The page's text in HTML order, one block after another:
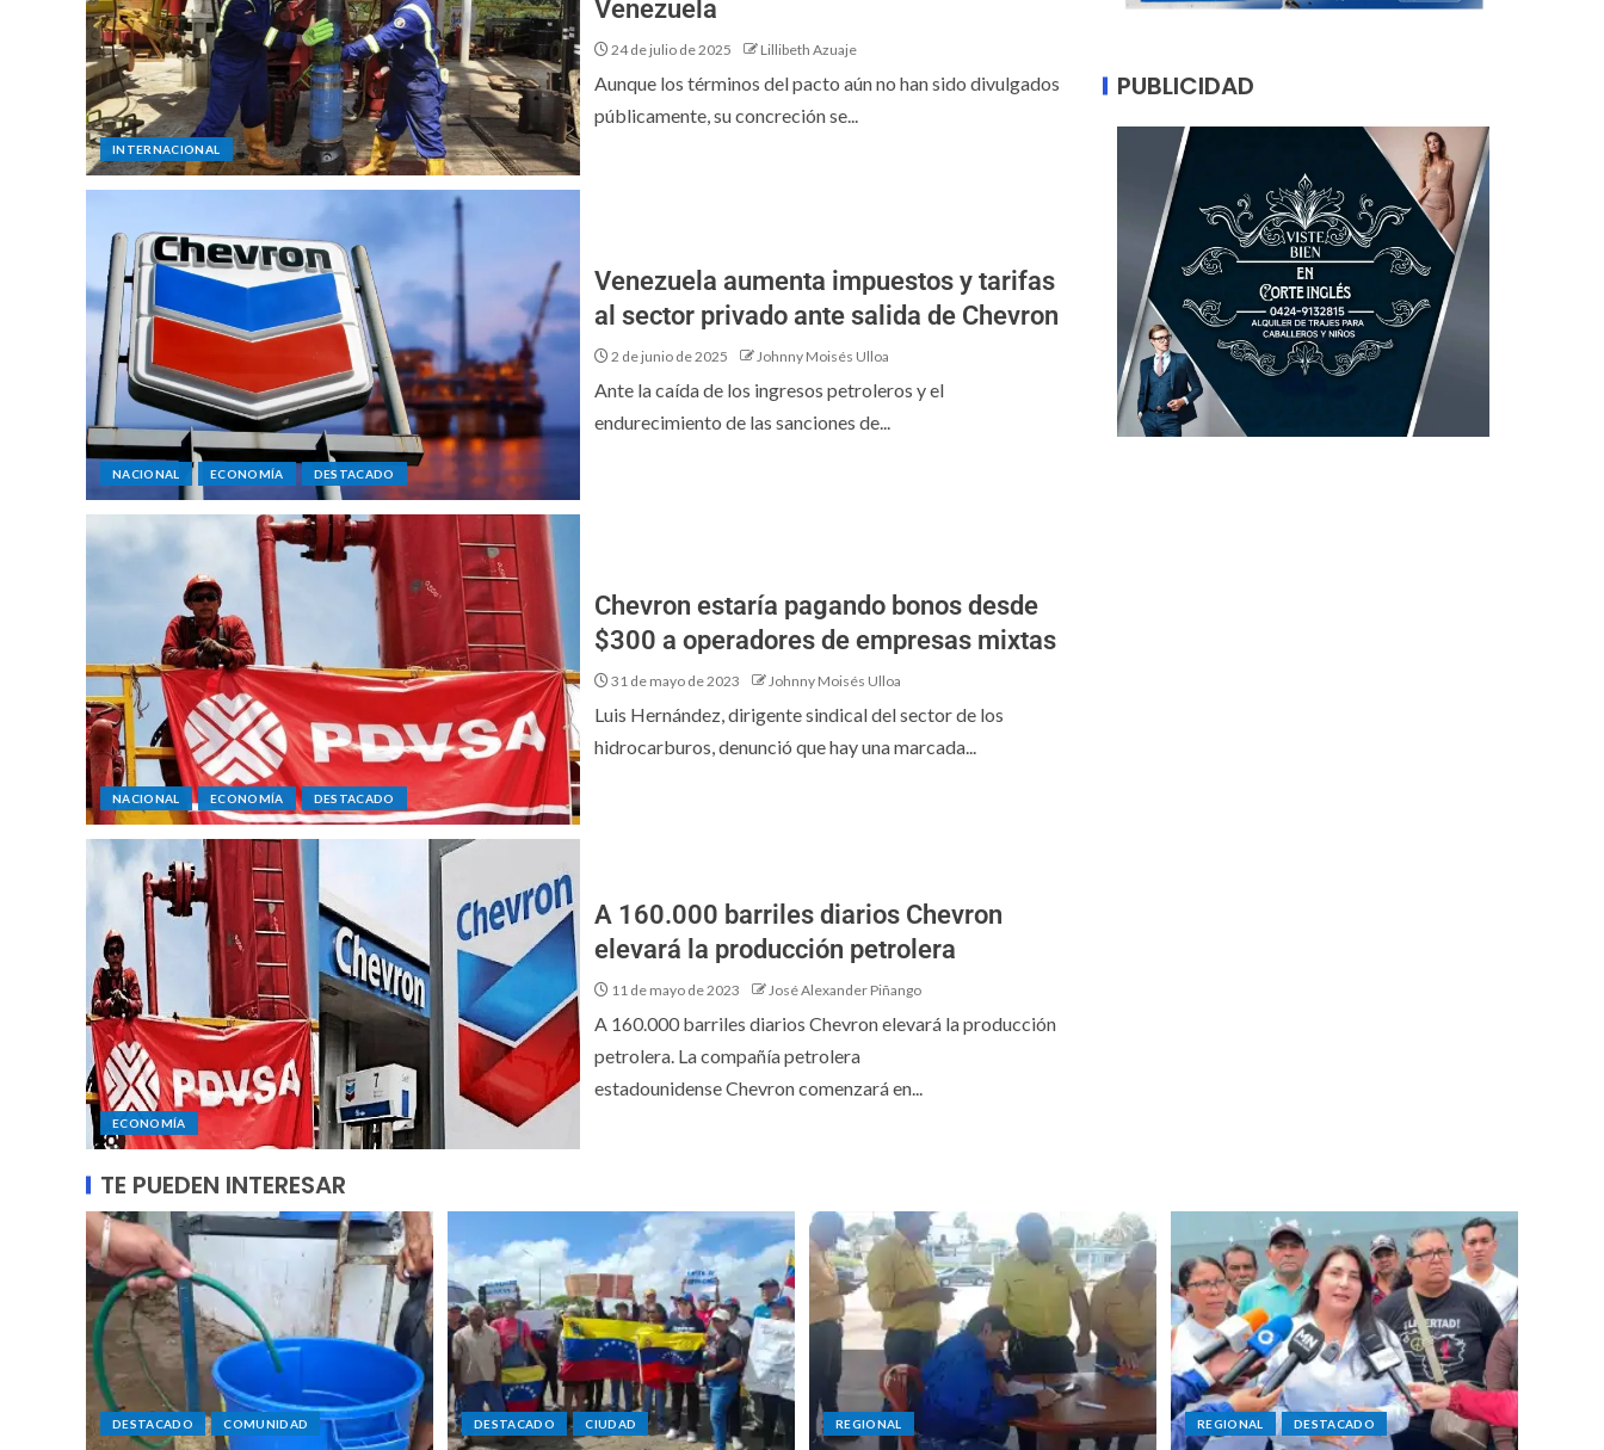
INTERNACIONAL
Venezuela
24 de julio de 2025 Lillibeth Azuaje
Aunque los términos del pacto aún no han sido divulgados
públicamente, su concreción se...
NACIONAL ECONOMÍA DESTACADO
Venezuela aumenta impuestos y tarifas
al sector privado ante salida de Chevron
2 de junio de 2025 Johnny Moisés Ulloa
Ante la caída de los ingresos petroleros y el
endurecimiento de las sanciones de...
NACIONAL ECONOMÍA DESTACADO
Chevron estaría pagando bonos desde
$300 a operadores de empresas mixtas
31 de mayo de 2023 Johnny Moisés Ulloa
Luis Hernández, dirigente sindical del sector de los
hidrocarburos, denunció que hay una marcada...
ECONOMÍA
A 160.000 barriles diarios Chevron
elevará la producción petrolera
11 de mayo de 2023 José Alexander Piñango
A 160.000 barriles diarios Chevron elevará la producción
petrolera. La compañía petrolera
estadounidense Chevron comenzará en...
PUBLICIDAD
TE PUEDEN INTERESAR
DESTACADO COMUNIDAD DESTACADO CIUDAD REGIONAL REGIONAL DESTACADO